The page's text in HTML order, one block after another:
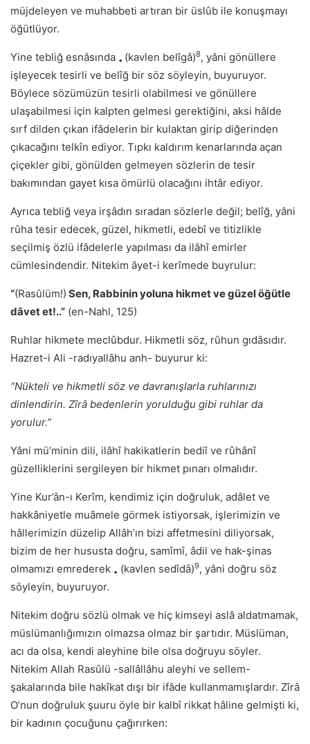
müjdeleyen ve muhabbeti artıran bir üslûb ile konuşmayı
öğütlüyor.
Yine tebliğ esnâsında • (kavlen belîgâ)8, yâni gönüllere
işleyecek tesirli ve belîğ bir söz söyleyin, buyuruyor.
Böylece sözümüzün tesirli olabilmesi ve gönüllere
ulaşabilmesi için kalpten gelmesi gerektiğini, aksi hâlde
sırf dilden çıkan ifâdelerin bir kulaktan girip diğerinden
çıkacağını telkîn ediyor. Tıpkı kaldırım kenarlarında açan
çiçekler gibi, gönülden gelmeyen sözlerin de tesir
bakımından gayet kısa ömürlü olacağını ihtâr ediyor.
Ayrıca tebliğ veya irşâdın sıradan sözlerle değil; belîğ, yâni
rûha tesir edecek, güzel, hikmetli, edebî ve titizlikle
seçilmiş özlü ifâdelerle yapılması da ilâhî emirler
cümlesindendir. Nitekim âyet-i kerîmede buyrulur:
“(Rasûlüm!) Sen, Rabbinin yoluna hikmet ve güzel öğütle
dâvet et!..” (en-Nahl, 125)
Ruhlar hikmete meclûbdur. Hikmetli söz, rûhun gıdâsıdır.
Hazret-i Ali -radıyallâhu anh- buyurur ki:
“Nükteli ve hikmetli söz ve davranışlarla ruhlarınızı
dinlendirin. Zîrâ bedenlerin yorulduğu gibi ruhlar da
yorulur.”
Yâni mü’minin dili, ilâhî hakikatlerin bediî ve rûhânî
güzelliklerini sergileyen bir hikmet pınarı olmalıdır.
Yine Kur’ân-ı Kerîm, kendimiz için doğruluk, adâlet ve
hakkâniyetle muâmele görmek istiyorsak, işlerimizin ve
hâllerimizin düzelip Allâh’ın bizi affetmesini diliyorsak,
bizim de her hususta doğru, samîmî, âdil ve hak-şinas
olmamızı emrederek • (kavlen sedîdâ)9, yâni doğru söz
söyleyin, buyuruyor.
Nitekim doğru sözlü olmak ve hiç kimseyi aslâ aldatmamak,
müslümanlığımızın olmazsa olmaz bir şartıdır. Müslüman,
acı da olsa, kendi aleyhine bile olsa doğruyu söyler.
Nitekim Allah Rasûlü -sallâllâhu aleyhi ve sellem-
şakalarında bile hakîkat dışı bir ifâde kullanmamışlardır. Zîrâ
O’nun doğruluk şuuru öyle bir kalbî rikkat hâline gelmişti ki,
bir kadının çocuğunu çağırırken: